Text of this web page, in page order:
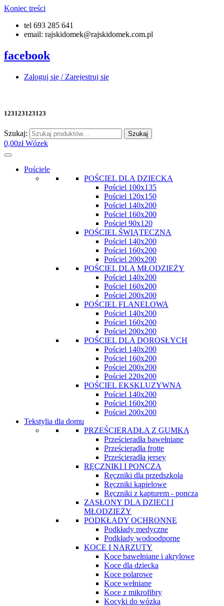
Koniec treści
tel 693 285 641
email: rajskidomek@rajskidomek.com.pl
facebook
Zaloguj się / Zarejestruj się
123123123123
Szukaj: Szukaj
0,00zł Wózek
Pościele
POŚCIEL DLA DZIECKA
Pościel 100x135
Pościel 120x150
Pościel 140x200
Pościel 160x200
Pościel 90x120
POŚCIEL ŚWIĄTECZNA
Pościel 140x200
Pościel 160x200
Pościel 200x200
POŚCIEL DLA MŁODZIEŻY
Pościel 140x200
Pościel 160x200
Pościel 200x200
POŚCIEL FLANELOWA
Pościel 140x200
Pościel 160x200
Pościel 200x200
POŚCIEL DLA DOROSŁYCH
Pościel 140x200
Pościel 160x200
Pościel 200x200
Pościel 220x200
POŚCIEL EKSKLUZYWNA
Pościel 140x200
Pościel 160x200
Pościel 200x200
Tekstylia dla domu
PRZEŚCIERADŁA Z GUMKĄ
Prześcieradła bawełniane
Prześcieradła frotte
Prześcieradła jersey
RĘCZNIKI I PONCZA
Ręczniki dla przedszkola
Ręczniki kąpielowe
Ręczniki z kapturem - poncza
ZASŁONY DLA DZIECI I
MŁODZIEŻY
PODKŁADY OCHRONNE
Podkłady medyczne
Podkłady wodoodporne
KOCE I NARZUTY
Koce bawełniane i akrylowe
Koce dla dziecka
Koce polarowe
Koce wełniane
Koce z mikrofibry
Kocyki do wózka